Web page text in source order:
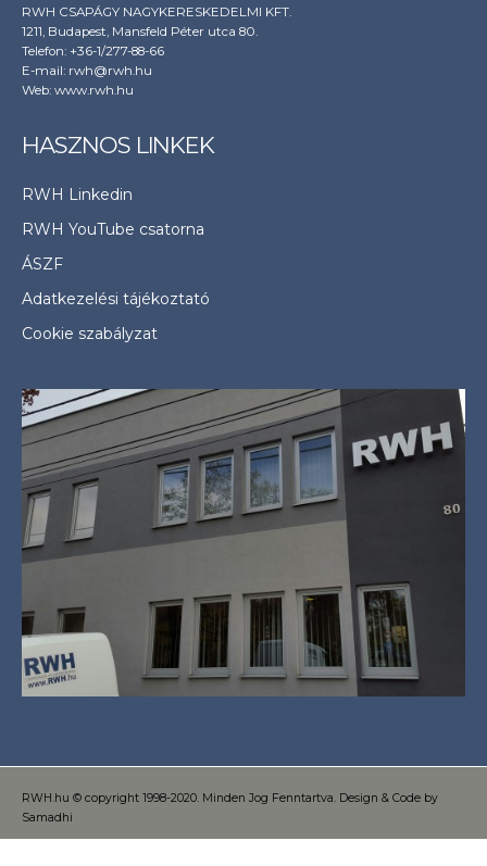
RWH CSAPÁGY NAGYKERESKEDELMI KFT.
1211, Budapest, Mansfeld Péter utca 80.
Telefon: +36-1/277-88-66
E-mail: rwh@rwh.hu
Web: www.rwh.hu
HASZNOS LINKEK
RWH Linkedin
RWH YouTube csatorna
ÁSZF
Adatkezelési tájékoztató
Cookie szabályzat
RWH.hu © copyright 1998-2020. Minden Jog Fenntartva. Design & Code by
Samadhi